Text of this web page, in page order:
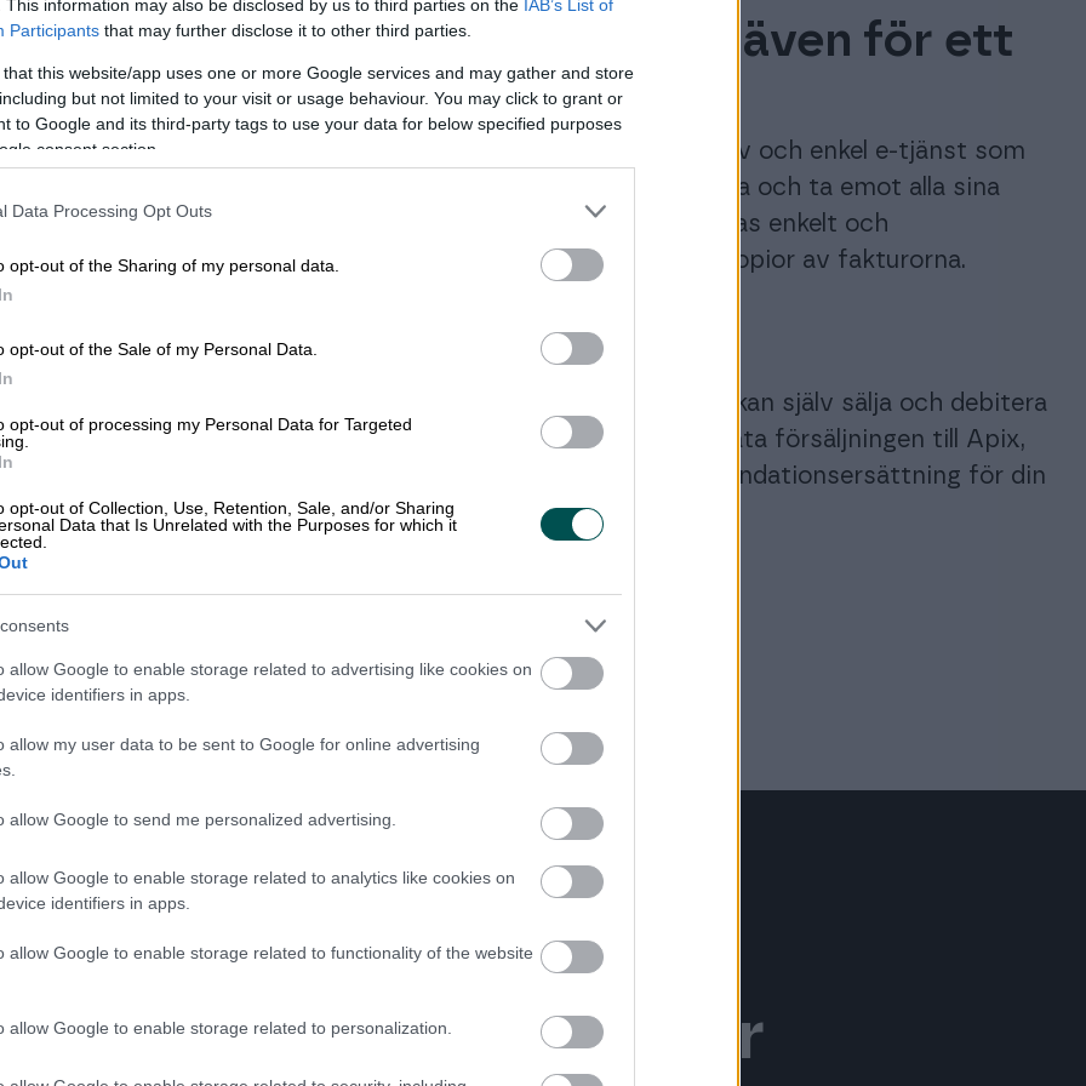
This information may also be disclosed by us to third parties on the IAB’s List of
Participants that may further disclose it to other third parties.
that this website/app uses one or more Google services and may gather and store
but not limited to your visit or usage behaviour. You may click to grant or
to Google and its third-party tags to use your data for below specified purposes
consent section.
Data Processing Opt Outs
opt-out of the Sharing of my personal data.
opt-out of the Sale of my Personal Data.
opt-out of processing my Personal Data for Targeted
opt-out of Collection, Use, Retention, Sale, and/or Sharing
Data that Is Unrelated with the Purposes for which it
allow Google to enable storage related to advertising like cookies on
identifiers in apps.
allow my user data to be sent to Google for online advertising
allow Google to send me personalized advertising.
allow Google to enable storage related to analytics like cookies on
identifiers in apps.
allow Google to enable storage related to functionality of the website
allow Google to enable storage related to personalization.
I vår tjänst kan
efter
den åt
vi fakturan som
Avlägsnar pappren även för ett
litet företag
är en kostnadseffektiv och enkel e-tjänst som
gör att de minsta företagen kan skicka och ta emot alla sina
fakturor elektroniskt. Fakturorna sparas enkelt och
bokföringsbyrån kan få elektroniska kopior av fakturorna.
ett
till
Det är
och du
En flexibel partner
Vi har flera partnerskapsmodeller. Du kan själv sälja och debitera
din kund tjänsten. Du kan också överlåta försäljningen till Apix,
varvid du får en kontinuerlig rekommendationsersättning för din
kunds utlägg.
med integrationen för